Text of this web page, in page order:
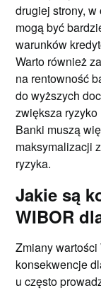
drugiej strony,
mogą być
warunków
Warto również
na rentowność
do wyższych
zwiększa
Banki muszą
maksymalizacji
ryzyka.
Jakie są
WIBOR
Zmiany
konsekwencje
u często